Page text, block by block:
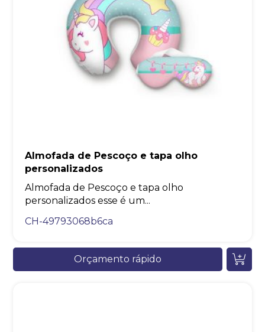
Almofada de Pescoço e tapa olho
personalizados
Almofada de Pescoço e tapa olho
personalizados esse é um...
CH-49793068b6ca
Orçamento rápido